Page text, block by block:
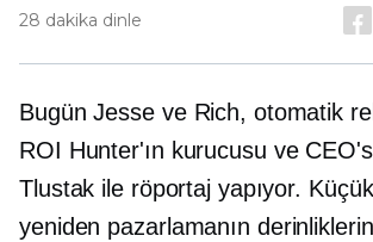
28 dakika dinle
Bugün Jesse ve Rich, otomatik
ROI Hunter'ın kurucusu ve
Tlustak ile röportaj yapıyor.
yeniden pazarlamanın